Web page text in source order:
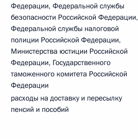
Федерации, Федеральной службы
безопасности Российской Федерации,
Федеральной службы налоговой
полиции Российской Федерации,
Министерства юстиции Российской
Федерации, Государственного
таможенного комитета Российской
Федерации
расходы на доставку и пересылку
пенсий и пособий